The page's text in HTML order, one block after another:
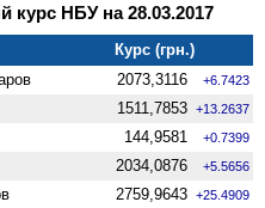
НБУ на 28.03.2017
Курс (грн.)
2073,3116 +6.7423
1511,7853 +13.2637
144,9581 +0.7399
2034,0876 +5.5656
2759,9643 +25.4909